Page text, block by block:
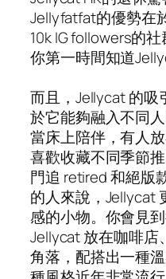
Jellyfatfat的優勢在
10k IG followers的
你第一時間知道
而且，Jellycat 的吸
於它能夠融入不同
當床上陪伴，有人
喜歡收藏不同季節
門追 retired 和絕版
的人來說，Jellycat
感的小物。你會見
Jellycat 放在咖啡店
角落，配搭出一種